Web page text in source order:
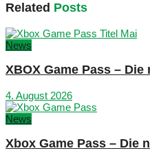
Related Posts
News
XBOX Game Pass –
4. August 2026
News
Xbox Game Pass – Die